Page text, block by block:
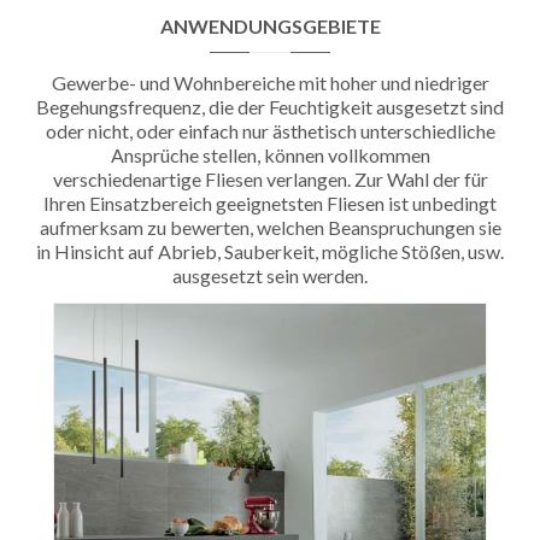
ANWENDUNGSGEBIETE
Gewerbe- und Wohnbereiche mit hoher und niedriger
Begehungsfrequenz, die der Feuchtigkeit ausgesetzt sind
oder nicht, oder einfach nur ästhetisch unterschiedliche
Ansprüche stellen, können vollkommen
verschiedenartige Fliesen verlangen. Zur Wahl der für
Ihren Einsatzbereich geeignetsten Fliesen ist unbedingt
aufmerksam zu bewerten, welchen Beanspruchungen sie
in Hinsicht auf Abrieb, Sauberkeit, mögliche Stößen, usw.
ausgesetzt sein werden.